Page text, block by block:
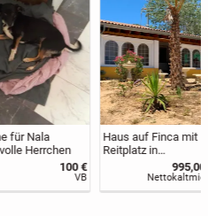
Nala
Herrchen
100 €
Haus auf Finca mit
Reitplatz in
Andalusien zu
vermieten
995,00 €
Nettokaltmiete